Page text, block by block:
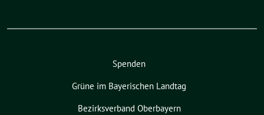
Spenden
Grüne im Bayerischen Landtag
Bezirksverband Oberbayern